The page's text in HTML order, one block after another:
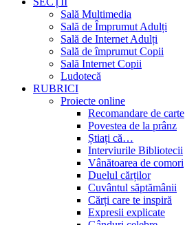
Sală Multimedia
Sală de Împrumut Adulți
Sală de Internet Adulți
Sală de împrumut Copii
Sală Internet Copii
Ludotecă
RUBRICI
Proiecte online
Recomandare de carte
Povestea de la prânz
Știați că…
Interviurile Bibliotecii
Vânătoarea de comori
Duelul cărților
Cuvântul săptămânii
Cărți care te inspiră
Expresii explicate